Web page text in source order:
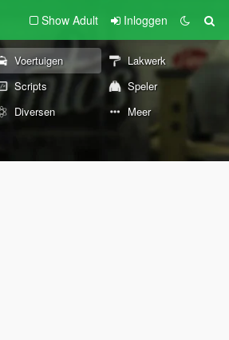
Show Adult Inloggen
Voertuigen
Lakwerk
Scripts
Speler
Diversen Meer